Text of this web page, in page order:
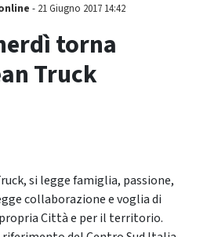
- 21 Giugno 2017 14:42
torna
Truck
si legge famiglia, passione,
collaborazione e voglia di
Città e per il territorio.